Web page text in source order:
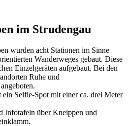
im Strudengau
wurden acht Stationen im Sinne
Wanderweges gebaut. Diese
Einzelgeräten aufgebaut. Bei den
Ruhe und
Selfie-Spot mit einer ca. drei Meter
Infotafeln über Kneippen und